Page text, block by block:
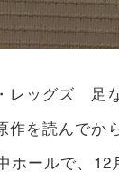
ッグズ 足
を読んで
ールで、